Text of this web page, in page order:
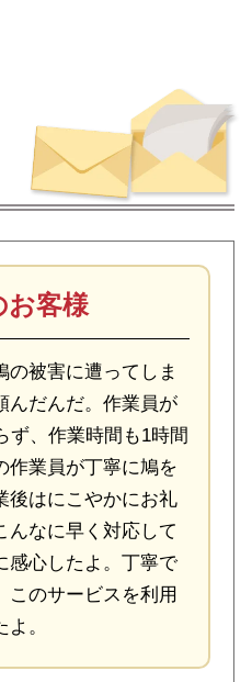
お客様
の被害に遭ってしま
んだんだ。作業員が
ず、作業時間も1時間
作業員が丁寧に鳩を
後はにこやかにお礼
んなに早く対応して
感心したよ。丁寧で
このサービスを利用
。